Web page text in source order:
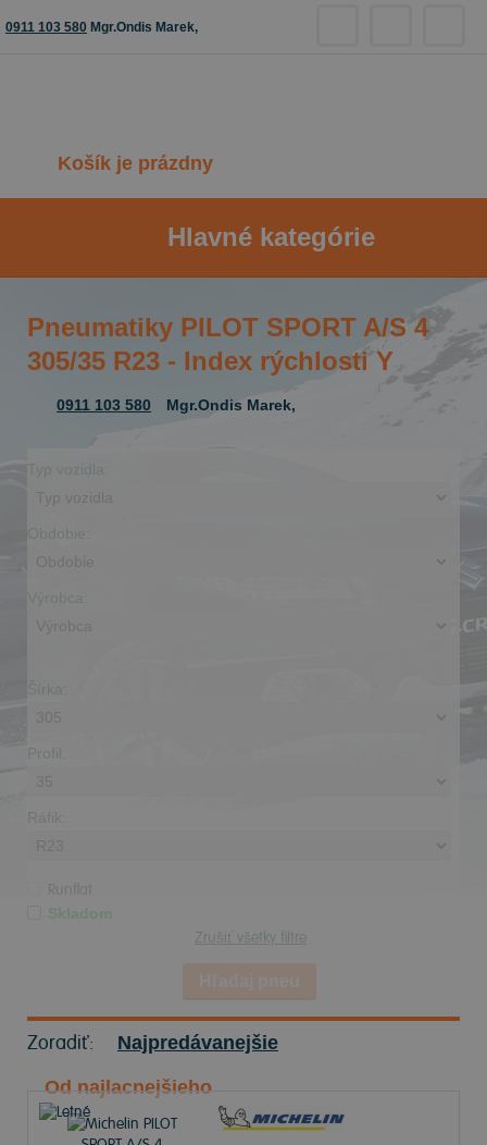
0911 103 580 Mgr.Ondis Marek,
Košík je prázdny
Hlavné kategórie
Pneumatiky PILOT SPORT A/S 4
305/35 R23 - Index rýchlosti Y
0911 103 580 Mgr.Ondis Marek,
Typ vozidla:
Profil:
Ráfik:
Runflat
Skladom
Zrušiť všetky filtre
Zoradiť: Najpredávanejšie
Od najlacnejšieho